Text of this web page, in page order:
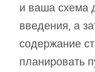
и ваша схема
введения, а
содержание
планировать